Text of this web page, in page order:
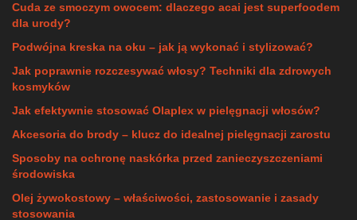
Cuda ze smoczym owocem: dlaczego acai jest superfoodem
dla urody?
Podwójna kreska na oku – jak ją wykonać i stylizować?
Jak poprawnie rozczesywać włosy? Techniki dla zdrowych
kosmyków
Jak efektywnie stosować Olaplex w pielęgnacji włosów?
Akcesoria do brody – klucz do idealnej pielęgnacji zarostu
Sposoby na ochronę naskórka przed zanieczyszczeniami
środowiska
Olej żywokostowy – właściwości, zastosowanie i zasady
stosowania